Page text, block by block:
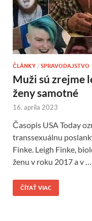
ČLÁNKY / SPRAVODAJSTVO
Muži sú zrejme
ženy samotné
16. apríla 2023
Časopis USA Today
transsexuálnu
Finke. Leigh Finke,
ženu v roku 2017 a v …
ČÍTAŤ VIAC